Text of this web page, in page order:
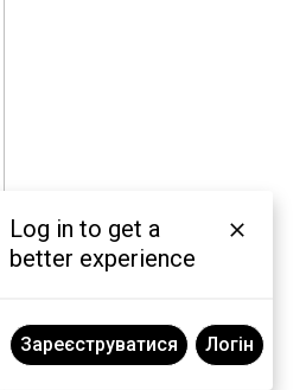
Log in to get a
better experience
Зареєструватися Логін